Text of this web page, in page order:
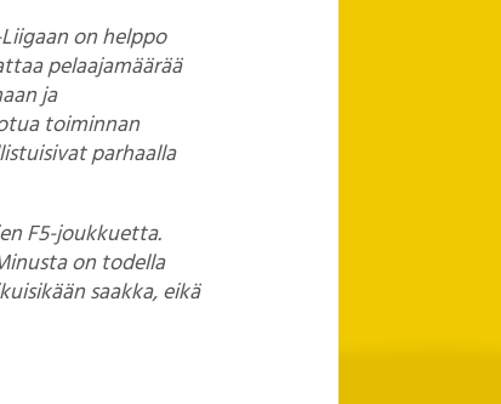
on helppo
pelaajamäärää
ja
toiminnan
parhaalla
F5-joukkuetta.
on todella
saakka, eikä